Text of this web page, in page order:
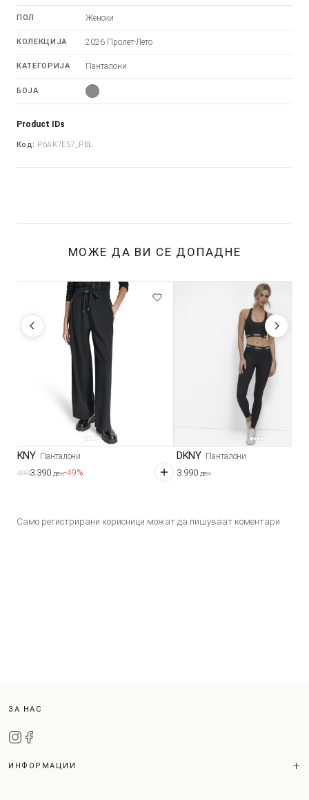
ПОЛ Женски
КОЛЕКЦИЈА 2026 Пролет-Лето
КАТЕГОРИЈА Панталони
БОЈА
Product IDs
Код: P6AK7E57_PBL
МОЖЕ ДА ВИ СЕ ДОПАДНЕ
DKNY Панталони
6.6903.390 ден-49%
DKNY Панталони
3.990 ден
Само регистрирани корисници можат да пишуваат коментари
ЗА НАС
ИНФОРМАЦИИ